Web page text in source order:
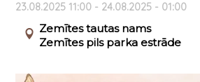
23.08.2025 11:00 - 24.08.2025 - 01:00
Zemītes tautas nams
Zemītes pils parka estrāde